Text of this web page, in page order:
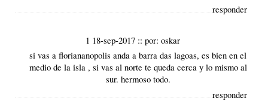
responder
1 18-sep-2017 :: por: oskar
si vas a floriananopolis anda a barra das lagoas, es bien en el
medio de la isla , si vas al norte te queda cerca y lo mismo al
sur. hermoso todo.
responder